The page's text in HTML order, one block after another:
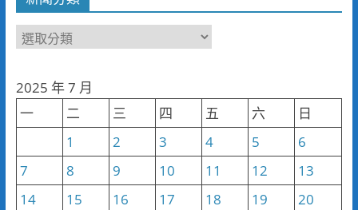
新
類
2025 年 7 月
一
二 三 四 五 六
日
1
2 3 4 5
6
7
8 9 10 11 12
13
14
15 16 17 18 19
20